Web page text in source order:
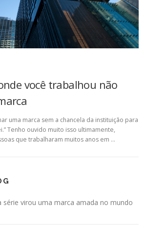
você trabalhou não
uma marca sem a chancela da instituição para
Tenho ouvido muito isso ultimamente,
que trabalharam muitos anos em …
série virou uma marca amada no mundo